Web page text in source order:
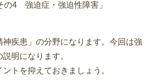
4 強迫症・強迫性障害」
疾患」の分野になります。今回は強
明になります。
トを抑えておきましょう。